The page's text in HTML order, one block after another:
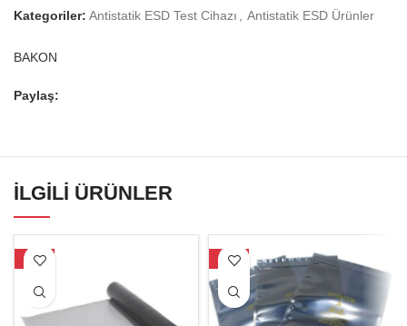
Kategoriler: Antistatik ESD Test Cihazı Antistatik ESD Ürünler
BAKON
Paylaş:
İLGILI ÜRÜNLER
-31% -22%